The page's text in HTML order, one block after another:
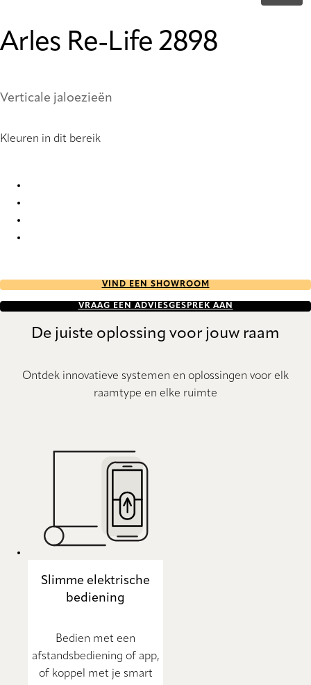
Arles Re-Life 2898
Verticale jaloezieën
Kleuren in dit bereik
VIND EEN SHOWROOM
VRAAG EEN ADVIESGESPREK AAN
De juiste oplossing voor jouw raam
Ontdek innovatieve systemen en oplossingen voor elk
raamtype en elke ruimte
Slimme elektrische
bediening
Bedien met een
afstandsbediening of app,
of koppel met je smart